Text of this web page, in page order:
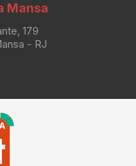
Mansa
179
- RJ